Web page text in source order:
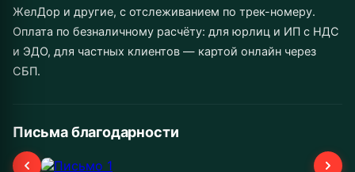
ЖелДор и другие, с отслеживанием по трек-номеру.
Оплата по безналичному расчёту: для юрлиц и ИП с НДС
и ЭДО, для частных клиентов — картой онлайн через
СБП.
Письма благодарности